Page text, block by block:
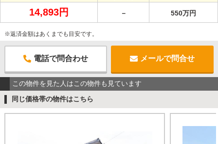
14,893円 － 550万円
※返済金額はあくまでも目安です。
電話で問合わせ メールで問合せ
この物件を見た人はこの物件も見ています
同じ価格帯の物件はこちら